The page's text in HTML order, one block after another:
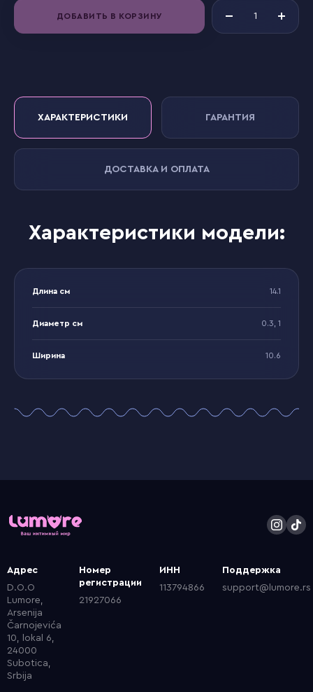
ДОБАВИТЬ В КОРЗИНУ
ХАРАКТЕРИСТИКИ ГАРАНТИЯ
ДОСТАВКА И ОПЛАТА
Характеристики модели:
Длина см 14.1
Диаметр см 0.3, 1
Ширина 10.6
Адрес
D.O.O
Lumore,
Arsenija
Čarnojevića
10, lokal 6,
24000
Subotica,
Srbija
Номер
регистрации
21927066
ИНН
113794866
Поддержка
support@lumore.rs